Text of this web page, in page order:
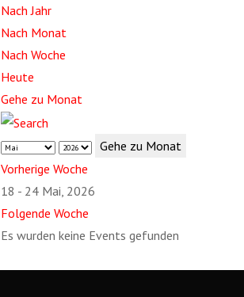
Nach Jahr
Nach Monat
Nach Woche
Heute
Gehe zu Monat
Gehe zu Monat
Vorherige Woche
18 - 24 Mai, 2026
Folgende Woche
Es wurden keine Events gefunden